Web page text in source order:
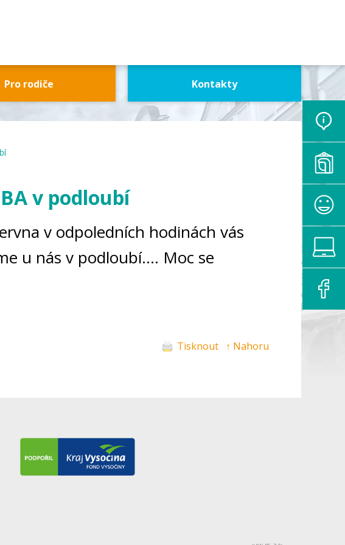
Pro rodiče Kontakty
v podloubí
v odpoledních hodinách vás
u nás v podloubí.... Moc se
Tisknout ↑ Nahoru